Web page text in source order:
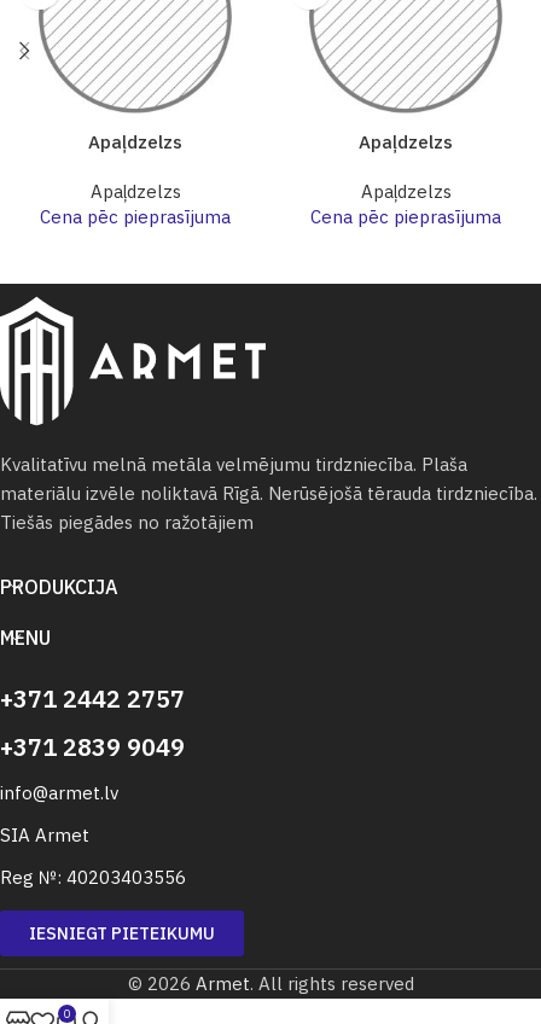
Apaļdzelzs
Apaļdzelzs
Cena pēc pieprasījuma
Apaļdzelzs
Apaļdzelzs
Cena pēc pieprasījuma
Kvalitatīvu melnā metāla velmējumu tirdzniecība. Plaša
materiālu izvēle noliktavā Rīgā. Nerūsējošā tērauda tirdzniecība.
Tiešās piegādes no ražotājiem
PRODUKCIJA
MENU
+371 2442 2757
+371 2839 9049
info@armet.lv
SIA Armet
Reg №: 40203403556
IESNIEGT PIETEIKUMU
© 2026 Armet. All rights reserved
0